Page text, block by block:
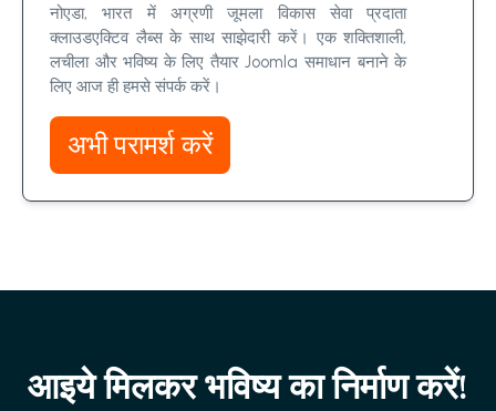
नोएडा, भारत में अग्रणी जूमला विकास सेवा प्रदाता
क्लाउडएक्टिव लैब्स के साथ साझेदारी करें। एक शक्तिशाली,
लचीला और भविष्य के लिए तैयार Joomla समाधान बनाने के
लिए आज ही हमसे संपर्क करें।
अभी परामर्श करें
आइये मिलकर भविष्य का निर्माण करें!